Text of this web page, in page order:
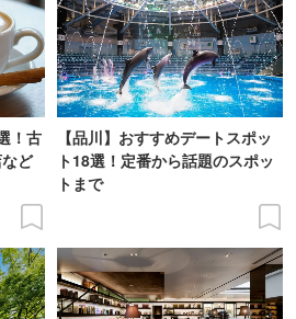
！古
ど
【品川】おすすめデートスポッ
ト18選！定番から話題のスポッ
トまで